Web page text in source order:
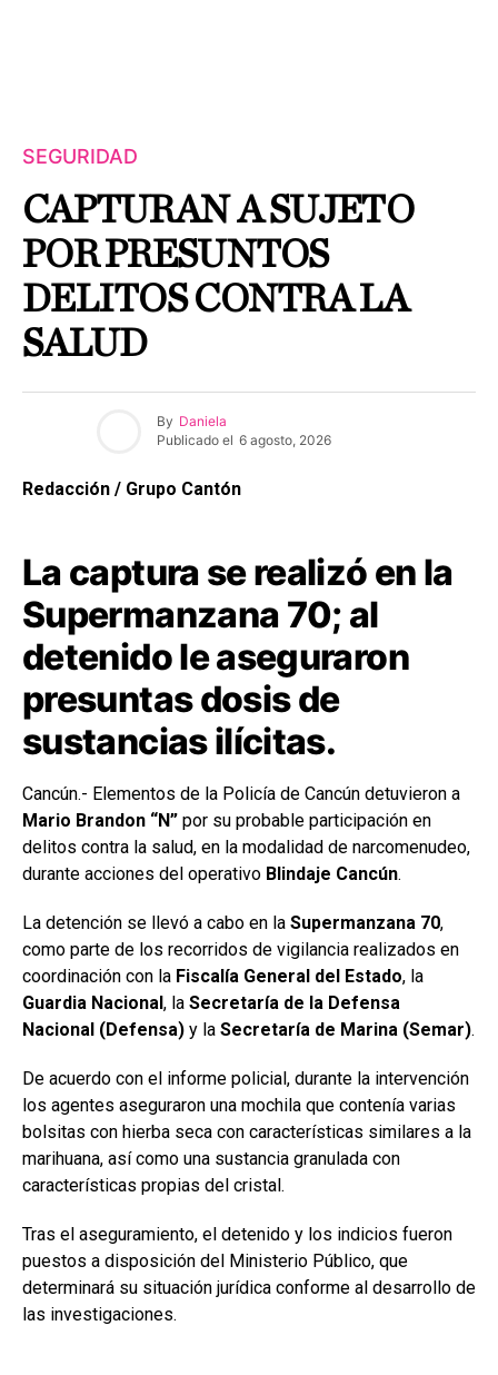
SEGURIDAD
CAPTURAN A SUJETO
POR PRESUNTOS
DELITOS CONTRA LA
SALUD
By Daniela
Publicado el 6 agosto, 2026
Redacción / Grupo Cantón
La captura se realizó en la
Supermanzana 70; al
detenido le aseguraron
presuntas dosis de
sustancias ilícitas.
Cancún.- Elementos de la Policía de Cancún detuvieron a
Mario Brandon “N” por su probable participación en
delitos contra la salud, en la modalidad de narcomenudeo,
durante acciones del operativo Blindaje Cancún.
La detención se llevó a cabo en la Supermanzana 70,
como parte de los recorridos de vigilancia realizados en
coordinación con la Fiscalía General del Estado, la
Guardia Nacional, la Secretaría de la Defensa
Nacional (Defensa) y la Secretaría de Marina (Semar).
De acuerdo con el informe policial, durante la intervención
los agentes aseguraron una mochila que contenía varias
bolsitas con hierba seca con características similares a la
marihuana, así como una sustancia granulada con
características propias del cristal.
Tras el aseguramiento, el detenido y los indicios fueron
puestos a disposición del Ministerio Público, que
determinará su situación jurídica conforme al desarrollo de
las investigaciones.